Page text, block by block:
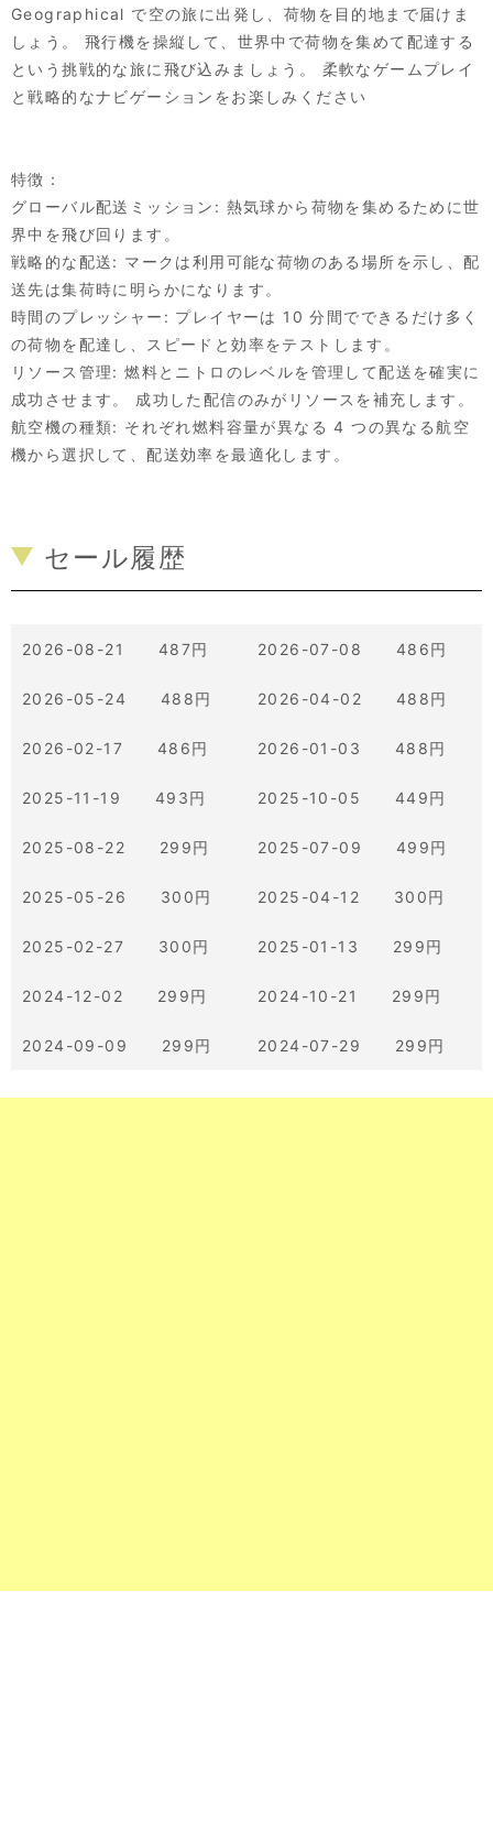
Geographical で空の旅に出発し、荷物を目的地まで届けま
しょう。 飛行機を操縦して、世界中で荷物を集めて配達する
という挑戦的な旅に飛び込みましょう。 柔軟なゲームプレイ
と戦略的なナビゲーションをお楽しみください
特徴：
グローバル配送ミッション: 熱気球から荷物を集めるために世
界中を飛び回ります。
戦略的な配送: マークは利用可能な荷物のある場所を示し、配
送先は集荷時に明らかになります。
時間のプレッシャー: プレイヤーは 10 分間でできるだけ多く
の荷物を配達し、スピードと効率をテストします。
リソース管理: 燃料とニトロのレベルを管理して配送を確実に
成功させます。 成功した配信のみがリソースを補充します。
航空機の種類: それぞれ燃料容量が異なる 4 つの異なる航空
機から選択して、配送効率を最適化します。
セール履歴
2026-08-21 487円 2026-07-08 486円
2026-05-24 488円 2026-04-02 488円
2026-02-17 486円 2026-01-03 488円
2025-11-19 493円 2025-10-05 449円
2025-08-22 299円 2025-07-09 499円
2025-05-26 300円 2025-04-12 300円
2025-02-27 300円 2025-01-13 299円
2024-12-02 299円 2024-10-21 299円
2024-09-09 299円 2024-07-29 299円